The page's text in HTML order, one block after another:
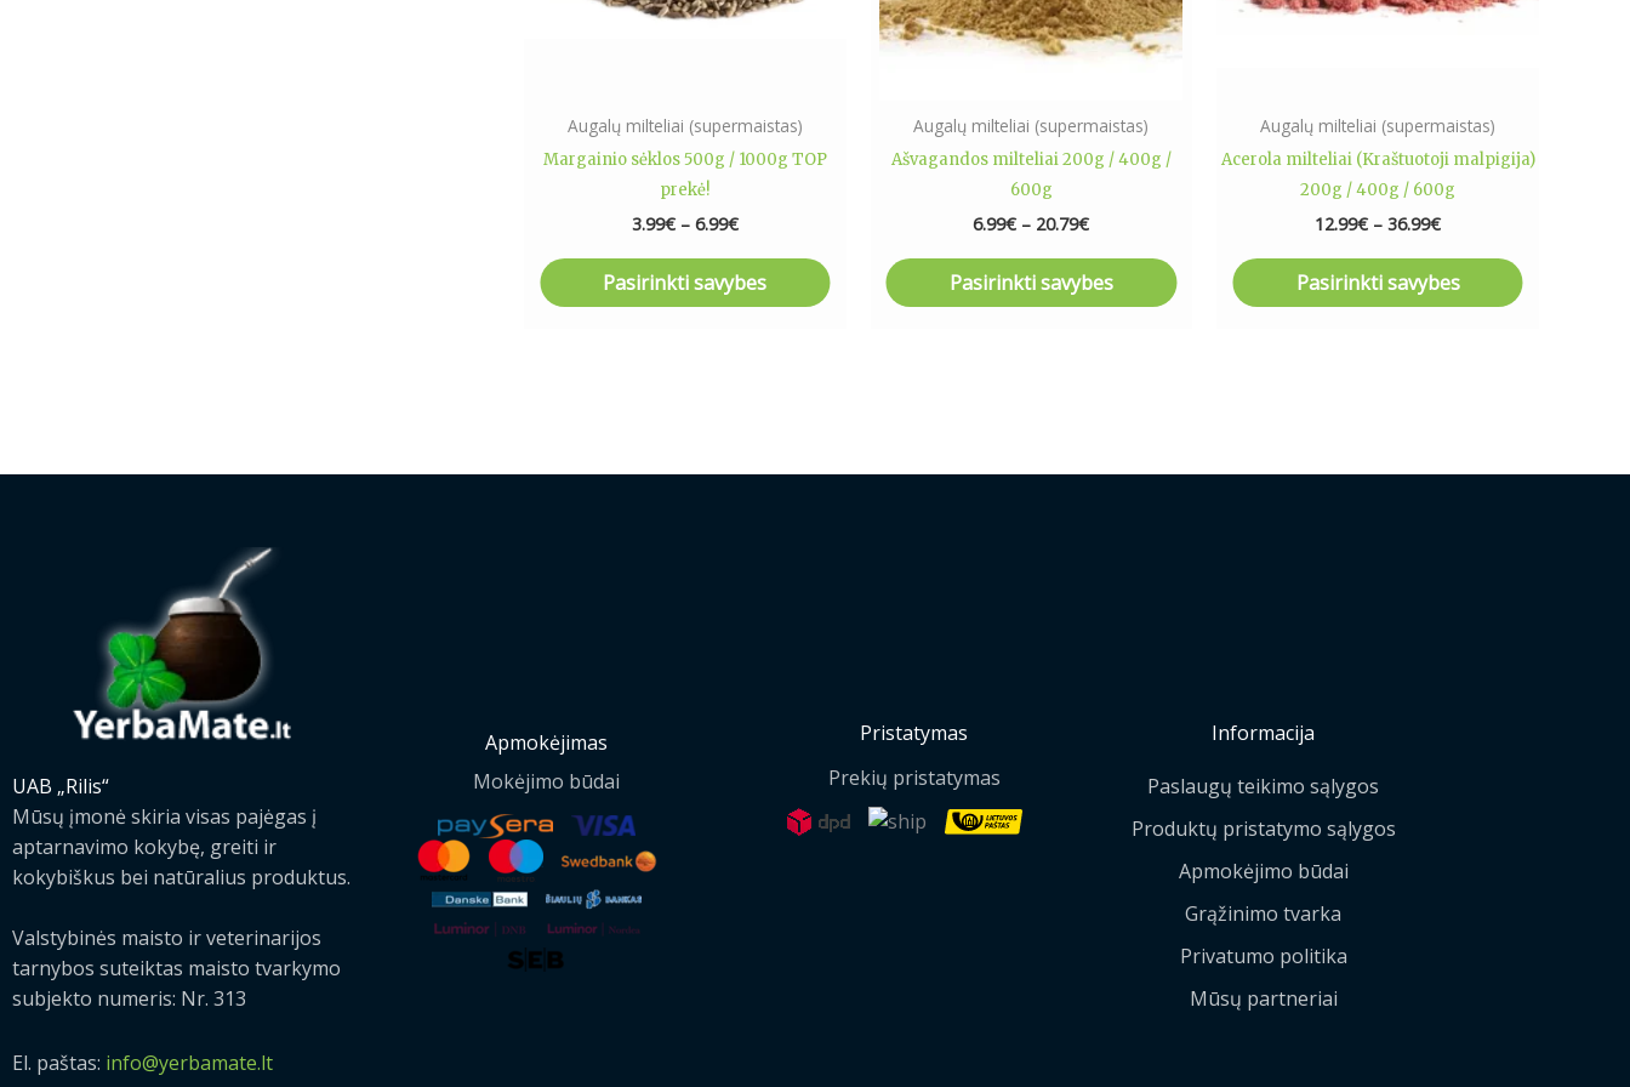
Augalų milteliai (supermaistas)
Margainio sėklos 500g / 1000g TOP
prekė!
3.99€ – 6.99€
Pasirinkti savybes
may
on
the
product
page
Augalų milteliai (supermaistas)
Ašvagandos milteliai 200g / 400g /
600g
6.99€ – 20.79€
Pasirinkti savybes
may
be
on
the
product
page
Augalų milteliai (supermaistas)
Acerola milteliai (Kraštuotoji malpigija)
200g / 400g / 600g
12.99€ – 36.99€
Pasirinkti savybes
may
on
the
product
page
UAB „Rilis“
Mūsų įmonė skiria visas pajėgas į
aptarnavimo kokybę, greiti ir
kokybiškus bei natūralius produktus.
Valstybinės maisto ir veterinarijos
tarnybos suteiktas maisto tvarkymo
subjekto numeris: Nr. 313
El. paštas: info@yerbamate.lt
Apmokėjimas
Mokėjimo būdai
Pristatymas
Prekių pristatymas
Informacija
Paslaugų teikimo sąlygos
Produktų pristatymo sąlygos
Apmokėjimo būdai
Grąžinimo tvarka
Privatumo politika
Mūsų partneriai